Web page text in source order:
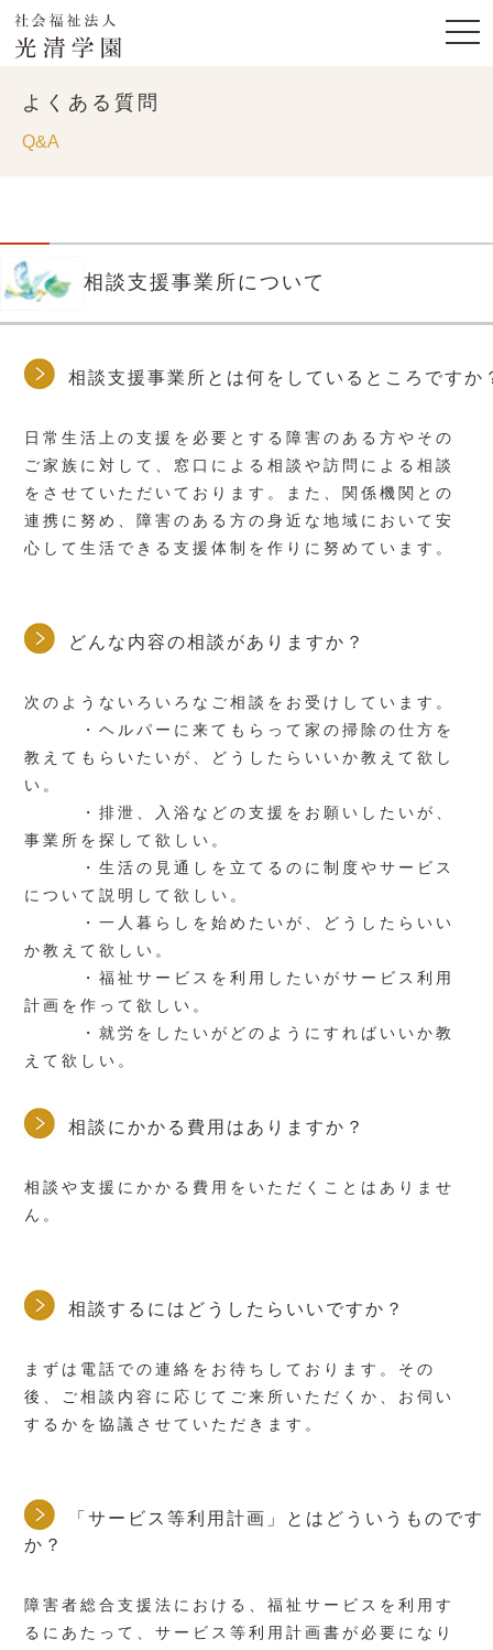
よくある質問
Q&A
相談支援事業所について
相談支援事業所とは何をしているところですか
日常生活上の支援を必要とする障害のある方やその
ご家族に対して、窓口による相談や訪問による相談
をさせていただいております。また、関係機関との
連携に努め、障害のある方の身近な地域において安
心して生活できる支援体制を作りに努めています。
どんな内容の相談がありますか？
次のようないろいろなご相談をお受けしています。
・ヘルパーに来てもらって家の掃除の仕方を
教えてもらいたいが、どうしたらいいか教えて欲し
い。
・排泄、入浴などの支援をお願いしたいが、
事業所を探して欲しい。
・生活の見通しを立てるのに制度やサービス
について説明して欲しい。
・一人暮らしを始めたいが、どうしたらいい
か教えて欲しい。
・福祉サービスを利用したいがサービス利用
計画を作って欲しい。
・就労をしたいがどのようにすればいいか教
えて欲しい。
相談にかかる費用はありますか？
相談や支援にかかる費用をいただくことはありませ
ん。
相談するにはどうしたらいいですか？
まずは電話での連絡をお待ちしております。その
後、ご相談内容に応じてご来所いただくか、お伺い
するかを協議させていただきます。
「サービス等利用計画」とはどういうものです
か？
障害者総合支援法における、福祉サービスを利用す
るにあたって、サービス等利用計画書が必要になり